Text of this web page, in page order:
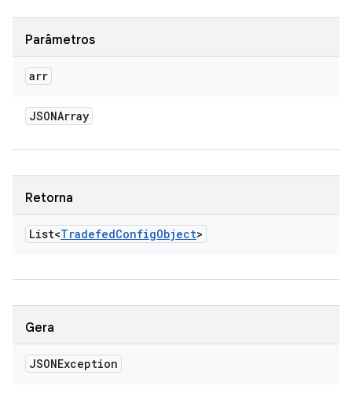
Parâmetros
arr
JSONArray
Retorna
List<TradefedConfigObject>
Gera
JSONException